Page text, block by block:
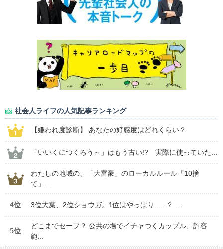
社会人ライフの人気記事ランキング
【嫌われ度診断】 あなたの好感度はどれくらい？
「いいくにつくろう～」はもう古い!? 実際に使っていた...
わたしの地域の、「大富豪」のローカルルール「10捨
て」...
4位 3位大葉、2位ショウガ。1位はやっぱり......？ ...
5位
どこまでセーフ？ 公共の場でイチャつくカップル、許容
範...